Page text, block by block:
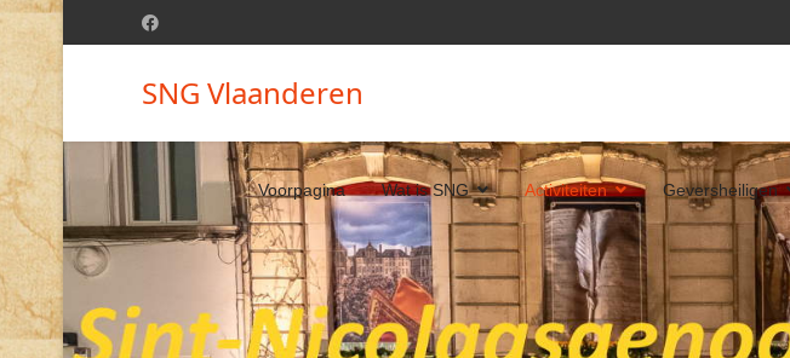
SNG Vlaanderen
Voorpagina Wat is SNG Activiteiten Geversheiligen